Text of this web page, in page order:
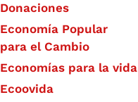
Donaciones
Economía Popular
para el Cambio
Economías para la vida
Ecoovida